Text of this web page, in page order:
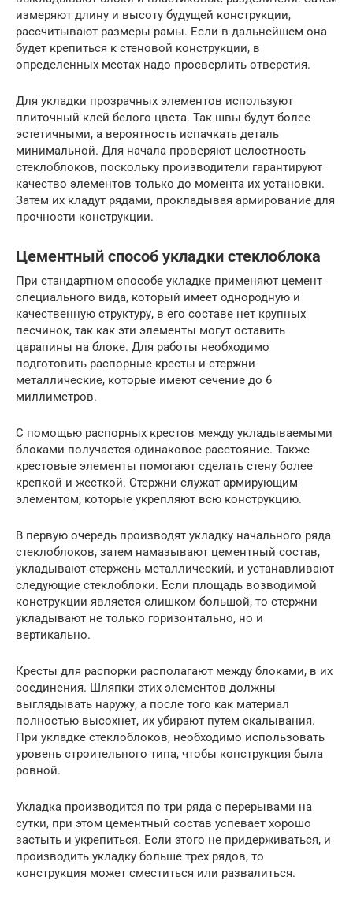
измеряют длину и высоту будущей конструкции,
рассчитывают размеры рамы. Если в дальнейшем она
будет крепиться к стеновой конструкции, в
определенных местах надо просверлить отверстия.
Для укладки прозрачных элементов используют
плиточный клей белого цвета. Так швы будут более
эстетичными, а вероятность испачкать деталь
минимальной. Для начала проверяют целостность
стеклоблоков, поскольку производители гарантируют
качество элементов только до момента их установки.
Затем их кладут рядами, прокладывая армирование для
прочности конструкции.
Цементный способ укладки стеклоблока
При стандартном способе укладке применяют цемент
специального вида, который имеет однородную и
качественную структуру, в его составе нет крупных
песчинок, так как эти элементы могут оставить
царапины на блоке. Для работы необходимо
подготовить распорные кресты и стержни
металлические, которые имеют сечение до 6
миллиметров.
С помощью распорных крестов между укладываемыми
блоками получается одинаковое расстояние. Также
крестовые элементы помогают сделать стену более
крепкой и жесткой. Стержни служат армирующим
элементом, которые укрепляют всю конструкцию.
В первую очередь производят укладку начального ряда
стеклоблоков, затем намазывают цементный состав,
укладывают стержень металлический, и устанавливают
следующие стеклоблоки. Если площадь возводимой
конструкции является слишком большой, то стержни
укладывают не только горизонтально, но и
вертикально.
Кресты для распорки располагают между блоками, в их
соединения. Шляпки этих элементов должны
выглядывать наружу, а после того как материал
полностью высохнет, их убирают путем скалывания.
При укладке стеклоблоков, необходимо использовать
уровень строительного типа, чтобы конструкция была
ровной.
Укладка производится по три ряда с перерывами на
сутки, при этом цементный состав успевает хорошо
застыть и укрепиться. Если этого не придерживаться, и
производить укладку больше трех рядов, то
конструкция может сместиться или развалиться.